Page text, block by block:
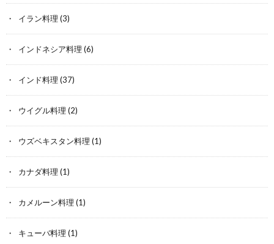
イラン料理 (3)
インドネシア料理 (6)
インド料理 (37)
ウイグル料理 (2)
ウズベキスタン料理 (1)
カナダ料理 (1)
カメルーン料理 (1)
キューバ料理 (1)